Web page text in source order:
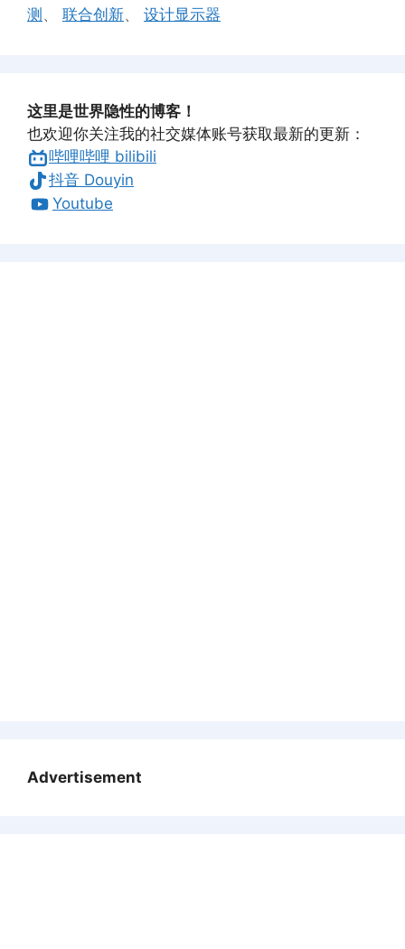
测 、 联合创新、 设计显示器
这里是世界隐性的博客！
也欢迎你关注我的社交媒体账号获取最新的更新：
哔哩哔哩 bilibili
抖音 Douyin
Youtube
Advertisement